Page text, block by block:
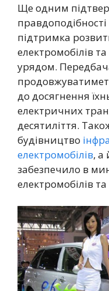
Ще одним
підтримка
електромобілів
урядом.
до досягнення
електричних
десятиліття.
будівництво
електромобілів, а
забезпечило в
електромобілів та